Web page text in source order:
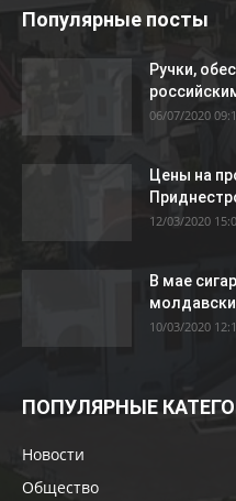
Популярные посты
Ручки,
06/07/2020
Цены на
12/03/2020
В мае
10/03/2020
ПОПУЛЯРНЫЕ
Новости
Общество